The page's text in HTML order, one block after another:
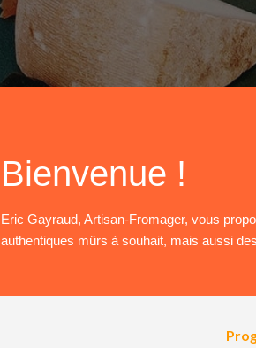
Bienvenue !
Eric Gayraud, Artisan-Fromager, vous
authentiques mûrs à souhait, mais aussi